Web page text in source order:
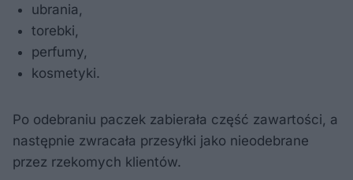
ubrania,
torebki,
perfumy,
kosmetyki.
Po odebraniu paczek zabierała część zawartości, a
następnie zwracała przesyłki jako nieodebrane
przez rzekomych klientów.